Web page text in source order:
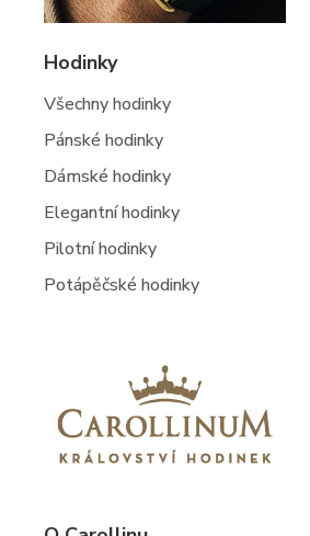
Hodinky
Všechny hodinky
Pánské hodinky
Dámské hodinky
Elegantní hodinky
Pilotní hodinky
Potápěčské hodinky